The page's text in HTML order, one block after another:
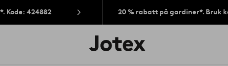
Kode: 424882 20 % rabatt på gardiner*. Bruk
Jotex’
logo